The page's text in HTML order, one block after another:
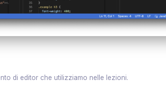
di editor che utilizziamo nelle lezioni.